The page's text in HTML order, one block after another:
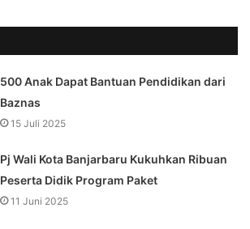
500 Anak Dapat Bantuan Pendidikan dari
Baznas
15 Juli 2025
Pj Wali Kota Banjarbaru Kukuhkan Ribuan
Peserta Didik Program Paket
11 Juni 2025